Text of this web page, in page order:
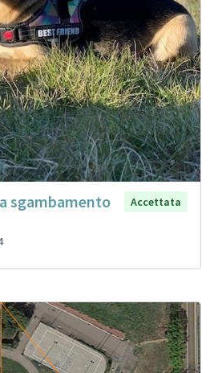
sgambamento
Accettata